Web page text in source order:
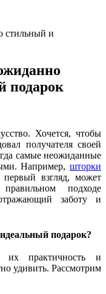
стильный и
подарок
Хочется, чтобы
получателя своей
самые неожиданные
Например, шторки
взгляд, может
подходе
заботу и
подарок?
практичность и
удивить. Рассмотрим